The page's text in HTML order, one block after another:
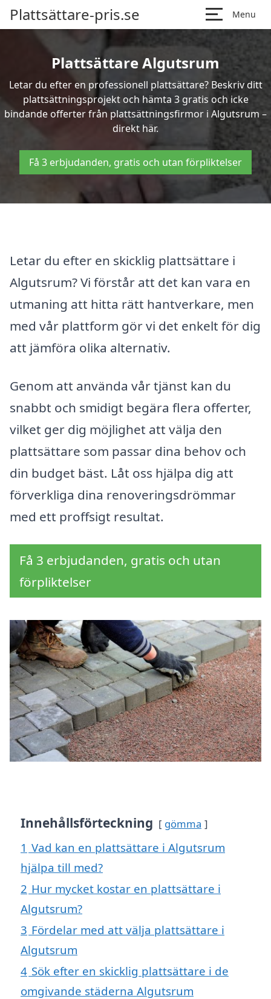
Plattsättare-pris.se Menu
Plattsättare Algutsrum
Letar du efter en professionell plattsättare? Beskriv ditt
plattsättningsprojekt och hämta 3 gratis och icke
bindande offerter från plattsättningsfirmor i Algutsrum –
direkt här.
Få 3 erbjudanden, gratis och utan förpliktelser
Letar du efter en skicklig plattsättare i
Algutsrum? Vi förstår att det kan vara en
utmaning att hitta rätt hantverkare, men
med vår plattform gör vi det enkelt för dig
att jämföra olika alternativ.
Genom att använda vår tjänst kan du
snabbt och smidigt begära flera offerter,
vilket ger dig möjlighet att välja den
plattsättare som passar dina behov och
din budget bäst. Låt oss hjälpa dig att
förverkliga dina renoveringsdrömmar
med ett proffsigt resultat.
Få 3 erbjudanden, gratis och utan
förpliktelser
Innehållsförteckning gömma
1 Vad kan en plattsättare i Algutsrum
hjälpa till med?
2 Hur mycket kostar en plattsättare i
Algutsrum?
3 Fördelar med att välja plattsättare i
Algutsrum
4 Sök efter en skicklig plattsättare i de
omgivande städerna Algutsrum